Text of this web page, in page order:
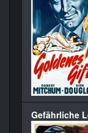
Gefährliche